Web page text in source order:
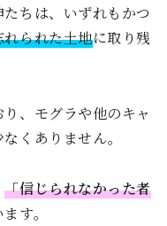
ちは、いずれもかつ
られた土地に取り残
、モグラや他のキャ
くありません。
「信じられなかった者
す。